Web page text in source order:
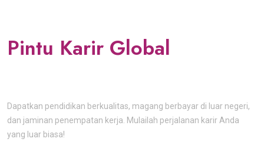
Pintu Karir Global
Dapatkan pendidikan berkualitas, magang berbayar di luar negeri,
dan jaminan penempatan kerja. Mulailah perjalanan karir Anda
yang luar biasa!